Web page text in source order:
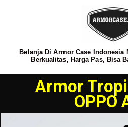
Belanja Di Armor Case Indonesia
Berkualitas, Harga Pas, Bisa
Armor
OPPO